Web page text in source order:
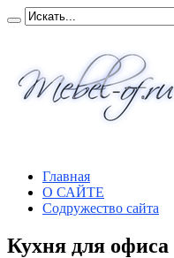
Главная
О САЙТЕ
Содружество сайта
Кухня для офиса